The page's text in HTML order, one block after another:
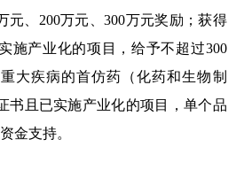
元、200万元、300万元奖励；获得
施产业化的项目，给予不超过300
大疾病的首仿药（化药和生物制
书且已实施产业化的项目，单个品
金支持。